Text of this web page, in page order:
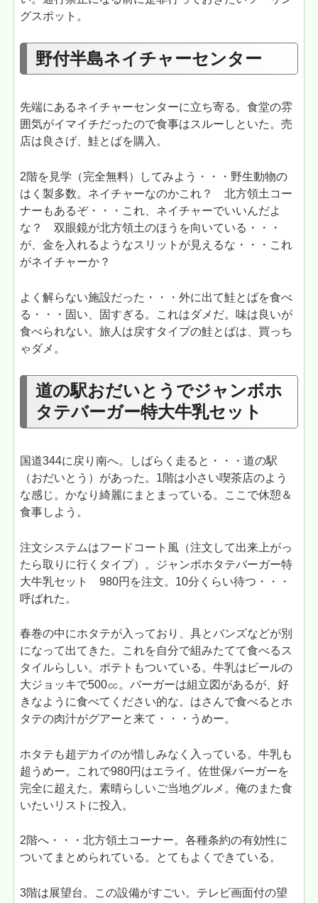
グスポット。
野付半島ネイチャーセンター
先端にあるネイチャーセンターに立ち寄る。食堂の雰
囲気がイマイチだったので食事はスルーしといた。売
店は良さげ、鮭とばを購入。
2階を見学（完全無料）してみよう・・・野生動物の
はく製多数。ネイチャーなのかこれ？ 北方領土コー
ナーもあるぞ・・・これ、ネイチャーでいいんだよ
な？ 双眼鏡が北方領土のほうを向いている・・・
が、金を入れるようなスリットが見えるな・・・これ
がネイチャーか？
よく解らない施設だった・・・外に出て鮭とばを食べ
る・・・固い、固すぎる。これはダメだ。味は良いが
食べられない。旅人は戻すタイプの鮭とばは、買っち
ゃダメ。
道の駅おだいとうでジャンボホ
タテバーガー特大牛乳セット
国道344に戻り南へ。しばらく走ると・・・道の駅
（おだいとう）があった。1階は小さい喫茶店のよう
な感じ。かなり綺麗にまとまっている。ここで休憩＆
食事しよう。
注文システムはフードコート風（注文して出来上がっ
たら取りに行くタイプ）。ジャンボホタテバーガー特
大牛乳セット 980円を注文。10分くらい待つ・・・
呼ばれた。
春巻の中にホタテが入っており、具とバンズなどが別
になって出てきた。これを自分で組みたてて食べるス
タイルらしい。ポテトもついている。牛乳はビールの
大ジョッキで500㏄。バーガーは組立図があるが、好
きなように食べてください的な。はさんで食べるとホ
タテの肉汁がグアーと来て・・・うめー。
ホタテも超デカイのが惜しみなく入っている。牛乳も
超うめー。これで980円はエライ。佐世保バーガーを
完全に超えた。素晴らしいご当地グルメ。俺のまた食
いたいリストに投入。
2階へ・・・北方領土コーナー。各種条約の有効性に
ついてまとめられている。とてもよくできている。
3階は展望台。この設備がすごい。テレビ画面付の望